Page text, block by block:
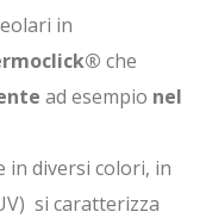
in
che
ad esempio nel
in diversi colori, in
si caratterizza